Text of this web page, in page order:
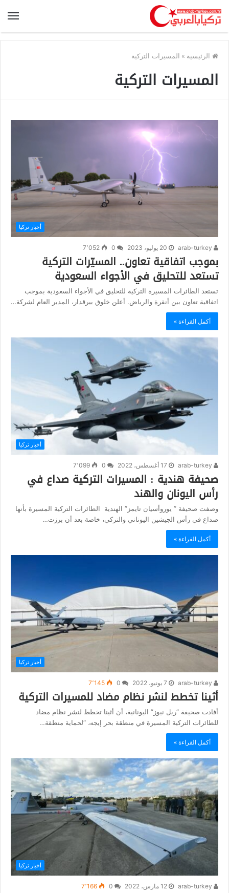
الرئيسية » المسيرات التركية
المسيرات التركية
أخبار تركيا
20 يوليو، 2023 7٬052
بموجب اتفاقية تعاون.. المسيّرات التركية
تستعد للتحليق في الأجواء السعودية
تستعد الطائرات المسيرة التركية للتحليق في الأجواء السعودية بموجب
اتفاقية تعاون بين أنقرة والرياض. أعلن خلوق بيرقدار، المدير العام لشركة…
أكمل القراءة »
أخبار تركيا
17 أغسطس، 2022 7٬099
صحيفة هندية : المسيرات التركية صداع في
رأس اليونان والهند
وصفت صحيفة ” يوروأسيان تايمز” الهندية الطائرات التركية المسيرة بأنها
صداع في رأس الجيشين اليوناني والتركي، خاصة بعد أن برزت…
أكمل القراءة »
أخبار تركيا
7 يونيو، 2022 7٬145
أثينا تخطط لنشر نظام مضاد للمسيرات التركية
أفادت صحيفة “ريل نيوز” اليونانية، أن أثينا تخطط لنشر نظام مضاد
للطائرات التركية المسيرة في منطقة بحر إيجه، “لحماية منطقة…
أكمل القراءة »
أخبار تركيا
12 مارس، 2022 7٬166